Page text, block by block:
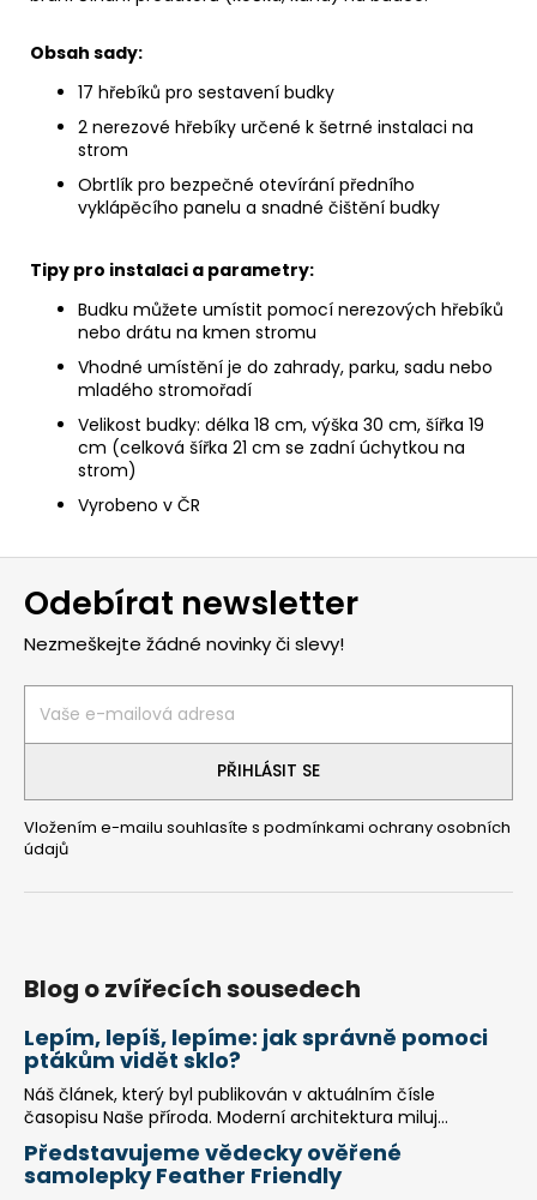
Obsah sady:
17 hřebíků pro sestavení budky
2 nerezové hřebíky určené k šetrné instalaci na
strom
Obrtlík pro bezpečné otevírání předního
vyklápěcího panelu a snadné čištění budky
Tipy pro instalaci a parametry:
Budku můžete umístit pomocí nerezových hřebíků
nebo drátu na kmen stromu
Vhodné umístění je do zahrady, parku, sadu nebo
mladého stromořadí
Velikost budky: délka 18 cm, výška 30 cm, šířka 19
cm (celková šířka 21 cm se zadní úchytkou na
strom)
Vyrobeno v ČR
Z
Odebírat newsletter
Nezmeškejte žádné novinky či slevy!
PŘIHLÁSIT SE
Vložením e-mailu souhlasíte s podmínkami ochrany osobních
údajů
Blog o zvířecích sousedech
Lepím, lepíš, lepíme: jak správně pomoci
ptákům vidět sklo?
Náš článek, který byl publikován v aktuálním čísle
časopisu Naše příroda. Moderní architektura miluj...
Představujeme vědecky ověřené
samolepky Feather Friendly